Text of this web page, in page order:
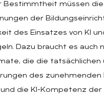
Bestimmtheit müssen die
der
des Einsatzes von KI
Dazu braucht es auch
die die tatsächlichen
des zunehmenden
die KI-Kompetenz